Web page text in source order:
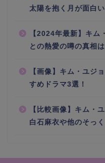
太陽を抱く月が面白
【2024年最新】キム
との熱愛の噂の真相は
【画像】キム・ユジ
すめドラマ3選！
【比較画像】キム・
白石麻衣や他のそっ